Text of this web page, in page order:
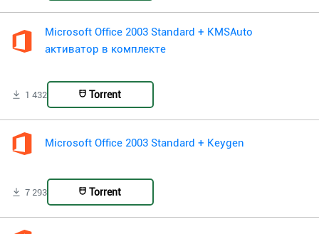
Microsoft Office 2003 Standard + KMSAuto
активатор в комплекте
1 432 Torrent
Microsoft Office 2003 Standard + Keygen
7 293 Torrent